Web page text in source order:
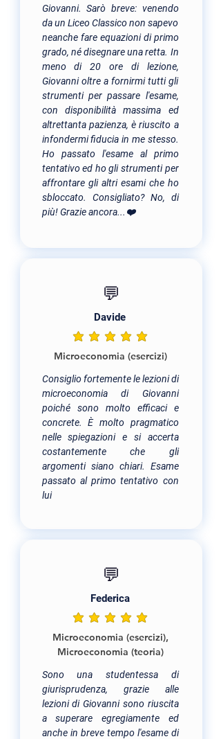
Giovanni. Sarò breve: venendo
da un Liceo Classico non sapevo
neanche fare equazioni di primo
grado, né disegnare una retta. In
meno di 20 ore di lezione,
Giovanni oltre a fornirmi tutti gli
strumenti per passare l'esame,
con disponibilità massima ed
altrettanta pazienza, è riuscito a
infondermi fiducia in me stesso.
Ho passato l'esame al primo
tentativo ed ho gli strumenti per
affrontare gli altri esami che ho
sbloccato. Consigliato? No, di
più! Grazie ancora...❤️
💬
Davide
la valutazione media è 5 su
Microeconomia (esercizi)
Consiglio fortemente le lezioni di
microeconomia di Giovanni
poiché sono molto efficaci e
concrete. È molto pragmatico
nelle spiegazioni e si accerta
costantemente che gli
argomenti siano chiari. Esame
passato al primo tentativo con
lui
💬
Federica
la valutazione media è 5 su
Microeconomia (esercizi),
Microeconomia (teoria)
Sono una studentessa di
giurisprudenza, grazie alle
lezioni di Giovanni sono riuscita
a superare egregiamente ed
anche in breve tempo l'esame di